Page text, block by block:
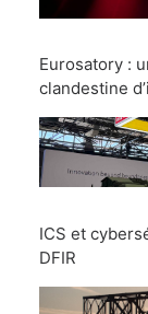
Eurosatory :
clandestine
ICS et
DFIR